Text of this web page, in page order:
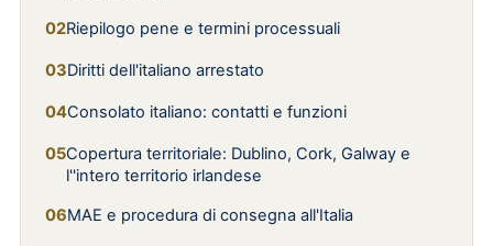
Riepilogo pene e termini processuali
Diritti dell'italiano arrestato
Consolato italiano: contatti e funzioni
Copertura territoriale: Dublino, Cork, Galway e
l''intero territorio irlandese
MAE e procedura di consegna all'Italia